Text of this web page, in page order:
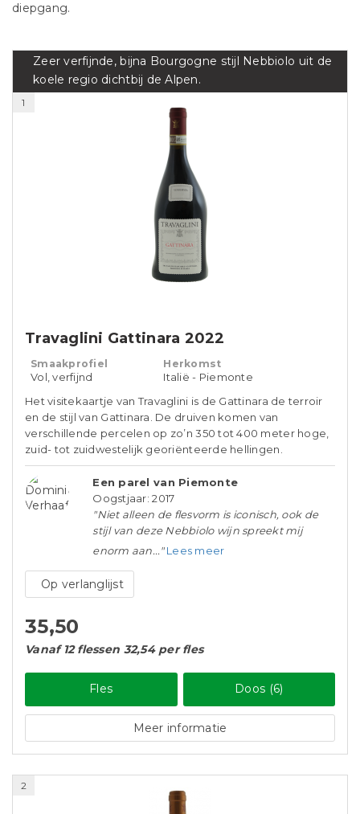
diepgang.
Zeer verfijnde, bijna Bourgogne stijl Nebbiolo uit de
koele regio dichtbij de Alpen.
1
Travaglini Gattinara 2022
Smaakprofiel
Vol, verfijnd
Herkomst
Italië - Piemonte
Het visitekaartje van Travaglini is de Gattinara de terroir
en de stijl van Gattinara. De druiven komen van
verschillende percelen op zo’n 350 tot 400 meter hoge,
zuid- tot zuidwestelijk georiënteerde hellingen.
Een parel van Piemonte
Oogstjaar: 2017
"Niet alleen de flesvorm is iconisch, ook de
stijl van deze Nebbiolo wijn spreekt mij
enorm aan..." Lees meer
Op verlanglijst
35,50
Vanaf 12 flessen 32,54 per fles
Fles Doos (6)
Meer informatie
2